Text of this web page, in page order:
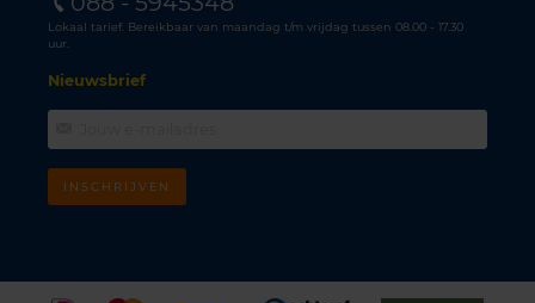
Lokaal tarief. Bereikbaar van maandag t/m vrijdag tussen 08.00 - 17.30
uur.
Nieuwsbrief
INSCHRIJVEN